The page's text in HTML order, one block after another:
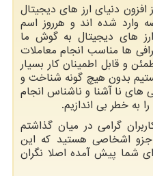
دنیای ارز های دیجیتال
وارد شده اند و هرروز اسم
های دیجیتال به گوش ما
ها مناسب انجام معاملات
و قابل اطمینان کار بسیار
بدون هیچ گونه شناخت و
های نا آشنا و ناشناس انجام
به خطر بی اندازیم.
گرامی در میان گذاشتم
اشخاصی هستید که این
شما پیش آمده اصلا نگران